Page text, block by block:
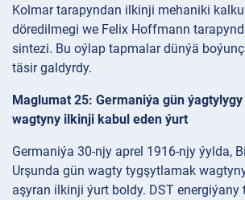
Kolmar tarapyndan ilkinji mehaniki
döredilmegi we Felix Hoffmann
sintezi. Bu oýlap tapmalar dünýä
täsir galdyrdy.
Maglumat 25: Germaniýa gün
wagtyny ilkinji kabul eden ýurt
Germaniýa 30-njy aprel 1916-njy ýylda,
Urşunda gün wagty tygşytlamak
aşyran ilkinji ýurt boldy. DST